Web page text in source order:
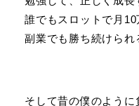
誰でもスロットで月10
副業でも勝ち続けられ
そして昔の僕のように